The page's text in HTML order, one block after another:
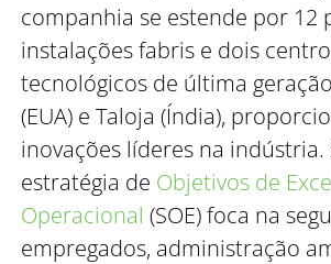
companhia se estende por 12
instalações fabris e dois
tecnológicos de última
(EUA) e Taloja (Índia),
inovações líderes na indústria.
estratégia de Objetivos de
Operacional (SOE) foca na
empregados, administração